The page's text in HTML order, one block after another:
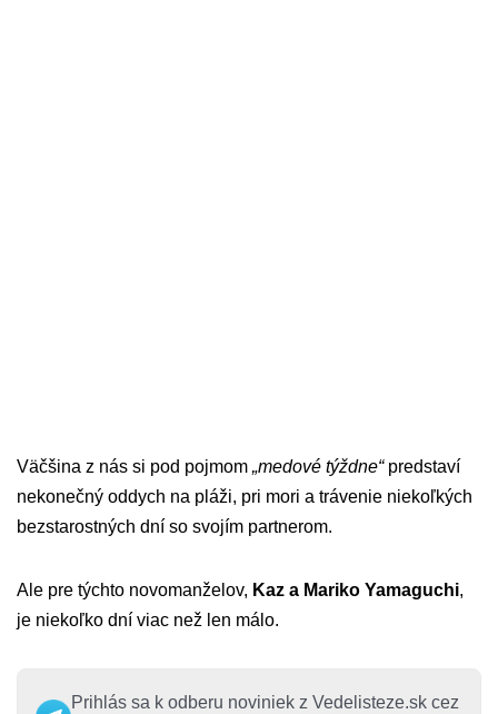
Väčšina z nás si pod pojmom „medové týždne“predstaví
nekonečný oddych na pláži, pri mori a trávenie niekoľkých
bezstarostných dní so svojím partnerom.
Ale pre týchto novomanželov, Kaz a Mariko Yamaguchi,
je niekoľko dní viac než len málo.
Prihlás sa k odberu noviniek z Vedelisteze.sk cez